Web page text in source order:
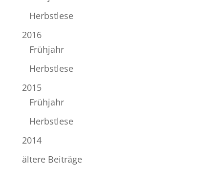
Herbstlese
2016
Frühjahr
Herbstlese
2015
Frühjahr
Herbstlese
2014
ältere Beiträge